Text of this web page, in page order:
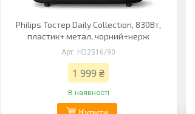
Philips Тостер Daily Collection, 830Вт,
пластик+ метал, чорний+нерж
HD2516/90
1 999 ₴
В наявності
Купити